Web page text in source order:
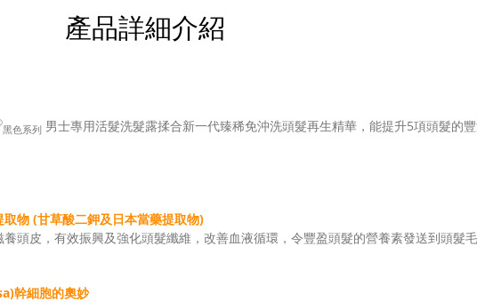
產品詳細介紹
黑色系列 男士專用活髮洗髮露揉合新一代臻稀免沖洗頭髮再生精華，能提升5項頭髮的
物 (甘草酸二鉀及日本當藥提取物)
頭皮，有效振興及強化頭髮纖維，改善血液循環，令豐盈頭髮的營養素發送到頭髮
幹細胞的奧妙